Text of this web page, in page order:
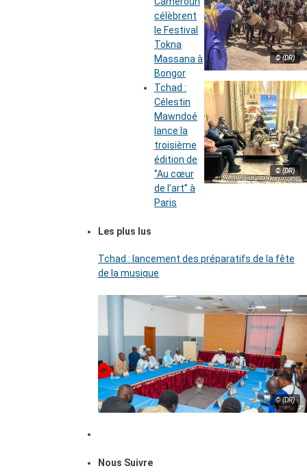
© (DR)
célèbrent
le Festival
Tokna
Massana à
Bongor
© (DR)
Tchad :
Célestin
Mawndoé
lance la
troisième
édition de
‘’Au cœur
de l’art’’ à
Paris
Les plus lus
Tchad : lancement des préparatifs de la fête
de la musique
© (DR)
Nous Suivre